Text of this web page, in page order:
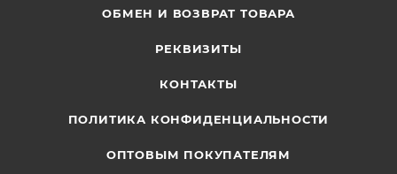
ОБМЕН И ВОЗВРАТ ТОВАРА
РЕКВИЗИТЫ
КОНТАКТЫ
ПОЛИТИКА КОНФИДЕНЦИАЛЬНОСТИ
ОПТОВЫМ ПОКУПАТЕЛЯМ